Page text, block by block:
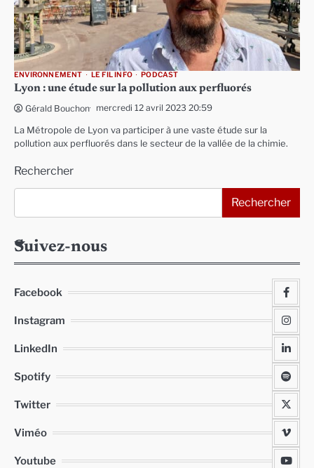
ENVIRONNEMENT LE FIL INFO PODCAST
Lyon : une étude sur la pollution aux perfluorés
Gérald Bouchon mercredi 12 avril 2023 20:59
La Métropole de Lyon va participer à une vaste étude sur la
pollution aux perfluorés dans le secteur de la vallée de la chimie.
Rechercher
Rechercher
Suivez-nous
Facebook
Instagram
LinkedIn
Spotify
Twitter
Viméo
Youtube